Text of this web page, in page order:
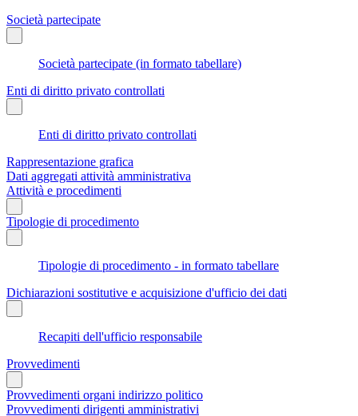
Società partecipate
Società partecipate (in formato tabellare)
Enti di diritto privato controllati
Enti di diritto privato controllati
Rappresentazione grafica
Dati aggregati attività amministrativa
Attività e procedimenti
Tipologie di procedimento
Tipologie di procedimento - in formato tabellare
Dichiarazioni sostitutive e acquisizione d'ufficio dei dati
Recapiti dell'ufficio responsabile
Provvedimenti
Provvedimenti organi indirizzo politico
Provvedimenti dirigenti amministrativi